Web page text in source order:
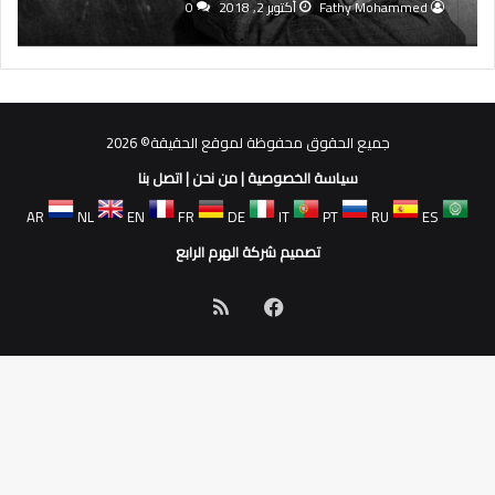
Fathy Mohammed أكتوبر 2, 2018 0
جميع الحقوق محفوظة لموقع الحقيقة© 2026
سياسة الخصوصية|من نحن|اتصل بنا
AR
NL EN FR DE IT PT RU
ES
تصميم شركة الهرم الرابع
فيسبوك
الموقع